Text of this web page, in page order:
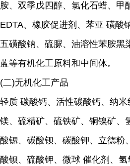
胺、双季戊四醇、氯化石蜡、甲
EDTA、橡胶促进剂、苯亚 磺酸
五磺酸钠、硫脲、油溶性苯胺黑
蓝等有机化工原料和中间体。
(二)无机化工产品
轻质 碳酸钙、活性碳酸钙、纳
镁、硫精矿、硫铁矿、铜镍矿、
酸锶、碳酸钡、碳酸钾、立德粉
酸钡、硫酸钾、微球 催化剂、